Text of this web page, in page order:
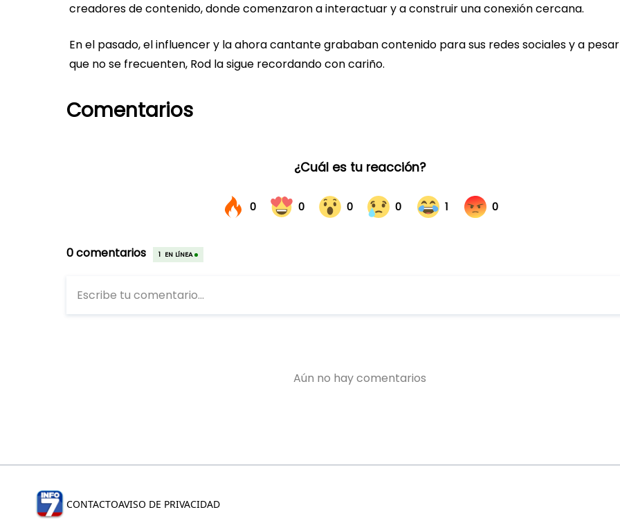
creadores de contenido, donde comenzaron a interactuar y a construir una conexión cercana.
En el pasado, el influencer y la ahora cantante grababan contenido para sus redes sociales y a
que no se frecuenten, Rod la sigue recordando con cariño.
Comentarios
CONTACTOAVISO DE PRIVACIDAD